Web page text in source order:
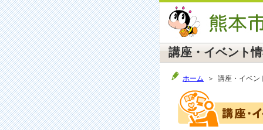
講座・イベント
ホーム ＞ 講座・イベン